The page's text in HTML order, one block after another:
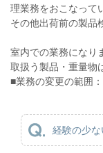
理業務をおこなって
その他出荷前の製品
室内での業務になり
取扱う製品・重量物
■業務の変更の範囲
経験の少な